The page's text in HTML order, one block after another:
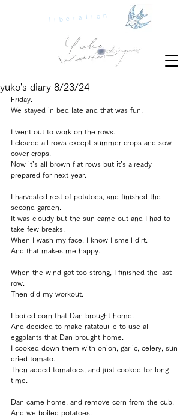
liberation
yuko's diary 8/23/24
Friday.
We stayed in bed late and that was fun.
I went out to work on the rows.
I cleared all rows except summer crops and sow
cover crops.
Now it’s all brown flat rows but it’s already
prepared for next year.
I harvested rest of potatoes, and finished the
second garden.
It was cloudy but the sun came out and I had to
take few breaks.
When I wash my face, I know I smell dirt.
And that makes me happy.
When the wind got too strong, I finished the last
row.
Then did my workout.
I boiled corn that Dan brought home.
And decided to make ratatouille to use all
eggplants that Dan brought home.
I cooked down them with onion, garlic, celery, sun
dried tomato.
Then added tomatoes, and just cooked for long
time.
Dan came home, and remove corn from the cub.
And we boiled potatoes.